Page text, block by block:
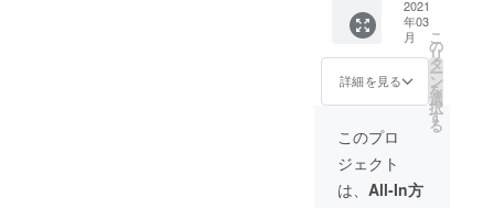
2021
年03
月
詳細を見る
こ
の
リ
タ
ー
ン
を
選
択
す
る
このプロ
ジェクト
は、 All-In方